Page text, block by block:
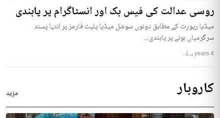
انٹرنیشنل
روسی عدالت کی فیس بک اور انسٹاگرام پر پابندی
میڈیا رپورٹ کے مطابق دونوں سوشل میڈیا پلیٹ فارمز پر انتہا پسند
سرگرمیاں ہونے پر پابندی...
4 years پہلے
کاروبار مزید